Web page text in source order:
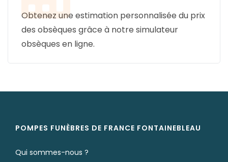
Obtenez une estimation personnalisée du prix
des obsèques grâce à notre simulateur
obsèques en ligne.
POMPES FUNÈBRES DE FRANCE FONTAINEBLEAU
Qui sommes-nous ?